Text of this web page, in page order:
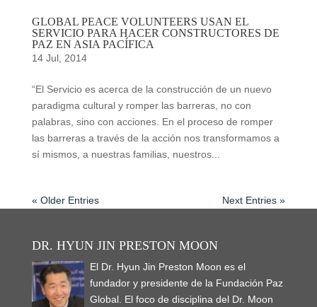
GLOBAL PEACE VOLUNTEERS USAN EL
SERVICIO PARA HACER CONSTRUCTORES DE
PAZ EN ASIA PACÍFICA
14 Jul, 2014
“El Servicio es acerca de la construcción de un nuevo
paradigma cultural y romper las barreras, no con
palabras, sino con acciones. En el proceso de romper
las barreras a través de la acción nos transformamos a
sí mismos, a nuestras familias, nuestros...
« Older Entries Next Entries »
DR. HYUN JIN PRESTON MOON
El Dr. Hyun Jin Preston Moon es el
fundador y presidente de la Fundación Paz
Global. El foco de disciplina del Dr. Moon